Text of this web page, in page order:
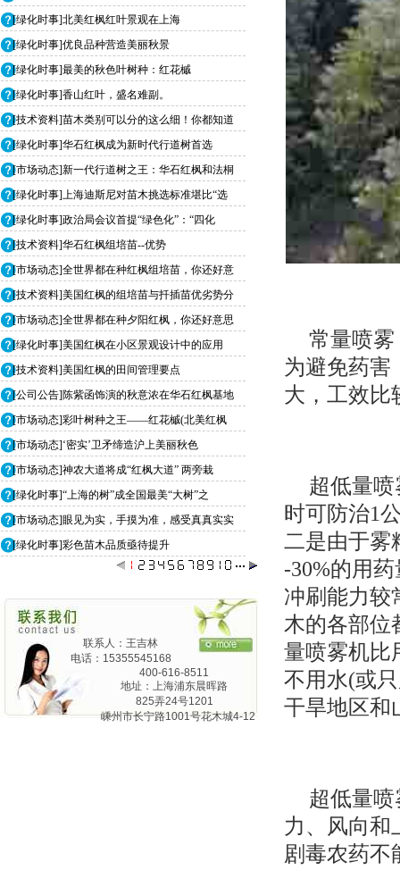
[绿化时事]北美红枫红叶景观在上海
[绿化时事]优良品种营造美丽秋景
[绿化时事]最美的秋色叶树种：红花槭
[绿化时事]香山红叶，盛名难副。
[技术资料]苗木类别可以分的这么细！你都知道
[绿化时事]华石红枫成为新时代行道树首选
[市场动态]新一代行道树之王：华石红枫和法桐
[绿化时事]上海迪斯尼对苗木挑选标准堪比“选
[绿化时事]政治局会议首提“绿色化”：“四化
[技术资料]华石红枫组培苗--优势
[市场动态]全世界都在种红枫组培苗，你还好意
[技术资料]美国红枫的组培苗与扦插苗优劣势分
[市场动态]全世界都在种夕阳红枫，你还好意思
[绿化时事]美国红枫在小区景观设计中的应用
[技术资料]美国红枫的田间管理要点
[公司公告]陈紫函饰演的秋意浓在华石红枫基地
[市场动态]彩叶树种之王——红花槭(北美红枫
[市场动态]‘密实’卫矛缔造沪上美丽秋色
[市场动态]神农大道将成“红枫大道” 两旁栽
[绿化时事]“上海的树”成全国最美“大树”之
[市场动态]眼见为实，手摸为准，感受真真实实
[绿化时事]彩色苗木品质亟待提升
联系人：王吉林
电话：15355545168
400-616-8511
地址：上海浦东晨晖路
825弄24号1201
嵊州市长宁路1001号花木城4-12
常量喷
为避免药害
大，工效比
超低量
时可防治1
二是由于雾
-30%的用
冲刷能力较
木的各部位
量喷雾机比
不用水(或
干旱地区和
超低量
力、风向和
剧毒农药不